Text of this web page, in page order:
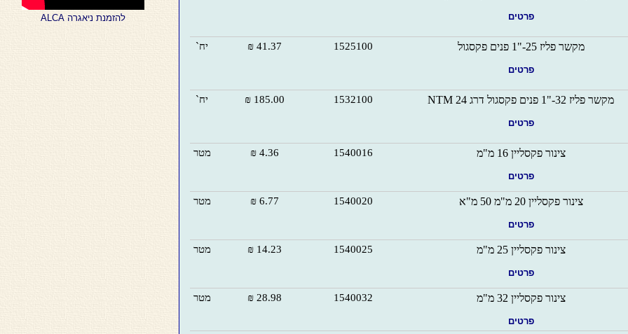
פרטים
מקשר פליז 25-"1 פנים פקסגול
פרטים
1525100
41.37 ₪ יח`
מקשר פליז 32-"1 פנים פקסגול דרג 24 NTM
פרטים
1532100
185.00 ₪ יח`
צינור פקסליין 16 מ"מ
פרטים
1540016
4.36 ₪ מטר
צינור פקסליין 20 מ"מ 50 מ"א
פרטים
1540020
6.77 ₪ מטר
צינור פקסליין 25 מ"מ
פרטים
1540025
14.23 ₪ מטר
צינור פקסליין 32 מ"מ
פרטים
1540032
28.98 ₪ מטר
להזמנת ניאגרהALCA